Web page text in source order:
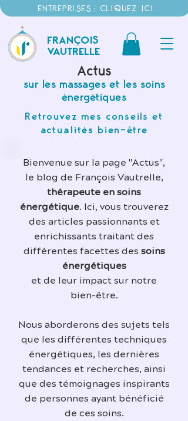
ENTREPRISES : CLIQUEZ ICI
FRANÇOIS
VAUTRELLE
Actus
sur les massages et les soins
énergétiques
Retrouvez mes conseils et
actualités bien-être
Bienvenue sur la page "Actus",
le blog de François Vautrelle,
thérapeute en soins
énergétique. Ici, vous trouverez
des articles passionnants et
enrichissants traitant des
différentes facettes des soins
énergétiques
et de leur impact sur notre
bien-être.
Nous aborderons des sujets tels
que les différentes techniques
énergétiques, les dernières
tendances et recherches, ainsi
que des témoignages inspirants
de personnes ayant bénéficié
de ces soins.